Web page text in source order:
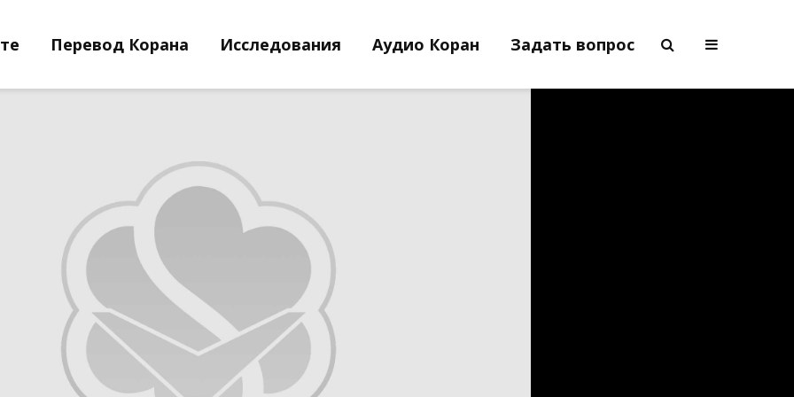
Перевод Корана Исследования Аудио Коран Задать вопрос